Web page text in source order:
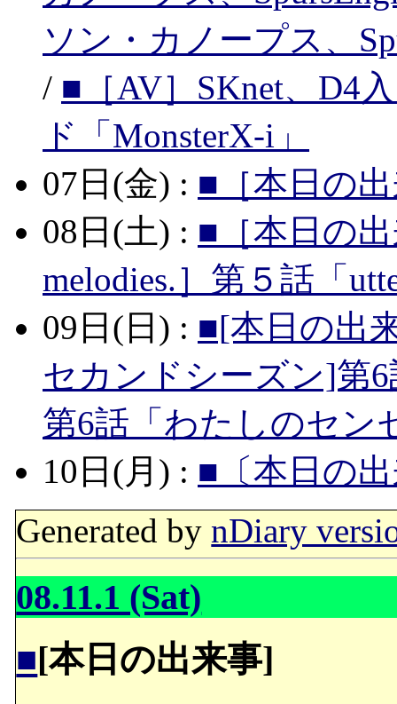
ソン・カノープス、
/ ■［AV］SKnet、D4
ド「MonsterX-i」
07日(金) : ■［本日の
08日(土) : ■［本日の
melodies.］第５話「
09日(日) : ■[本日の出
セカンドシーズン]第
第6話「わたしのセン
10日(月) : ■〔本日の
Generated bynDiary
08.11.1 (Sat)
■[本日の出来事]